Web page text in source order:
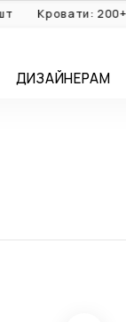
Кровати: 200+ шт
ДИЗАЙНЕРАМ